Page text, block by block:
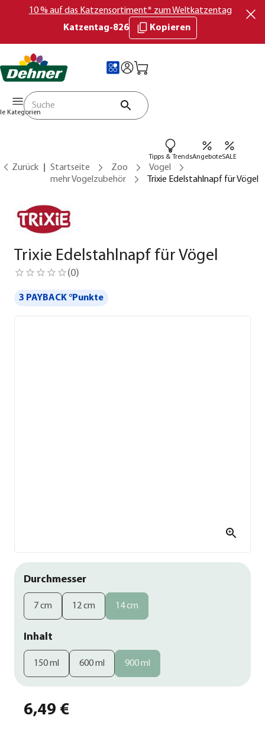
10 % auf das Katzensortiment* zum Weltkatzentag
Katzentag-826
Kopieren
Kategorien
Tipps & TrendsAngeboteSALE
Zurück Startseite Zoo
Vogel
mehr Vogelzubehör
Trixie Edelstahlnapf für Vögel
Trixie Edelstahlnapf für Vögel
(0)
3 PAYBACK °Punkte
Durchmesser
7 cm 12 cm 14 cm
Inhalt
150 ml 600 ml 900 ml
6,49 €